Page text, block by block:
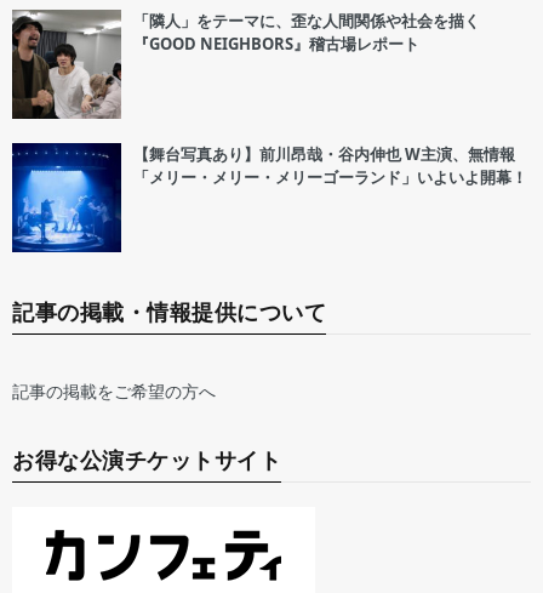
「隣人」をテーマに、歪な人間関係や社会を描く
『GOOD NEIGHBORS』稽古場レポート
【舞台写真あり】前川昂哉・谷内伸也 W主演、無情報
「メリー・メリー・メリーゴーランド」いよいよ開幕！
記事の掲載・情報提供について
記事の掲載をご希望の方へ
お得な公演チケットサイト